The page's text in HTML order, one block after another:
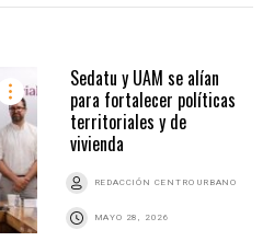
Sedatu y UAM se alían
para fortalecer políticas
territoriales y de
vivienda
REDACCIÓN CENTRO URBANO
MAYO 28, 2026